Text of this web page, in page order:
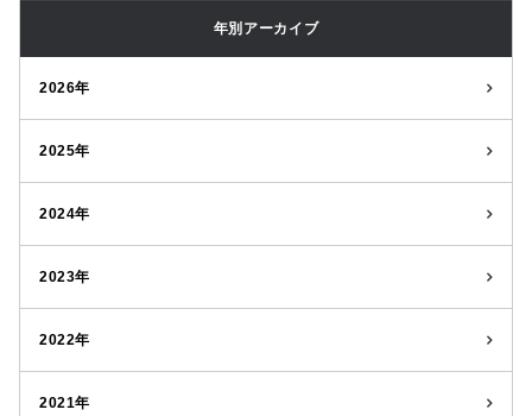
年別アーカイブ
2026年
2025年
2024年
2023年
2022年
2021年